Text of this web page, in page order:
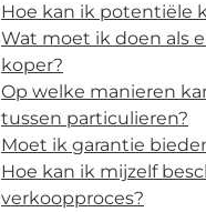
Hoe kan ik potentiële
Wat moet ik doen als
koper?
Op welke manieren
tussen particulieren?
Moet ik garantie
Hoe kan ik mijzelf
verkoopproces?